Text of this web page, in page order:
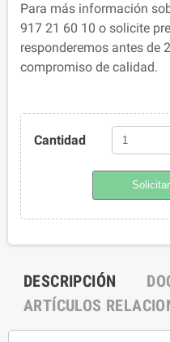
Para más información
917 21 60 10 o solicite
responderemos antes de
compromiso de calidad.
Cantidad
DESCRIPCIÓN
ARTÍCULOS